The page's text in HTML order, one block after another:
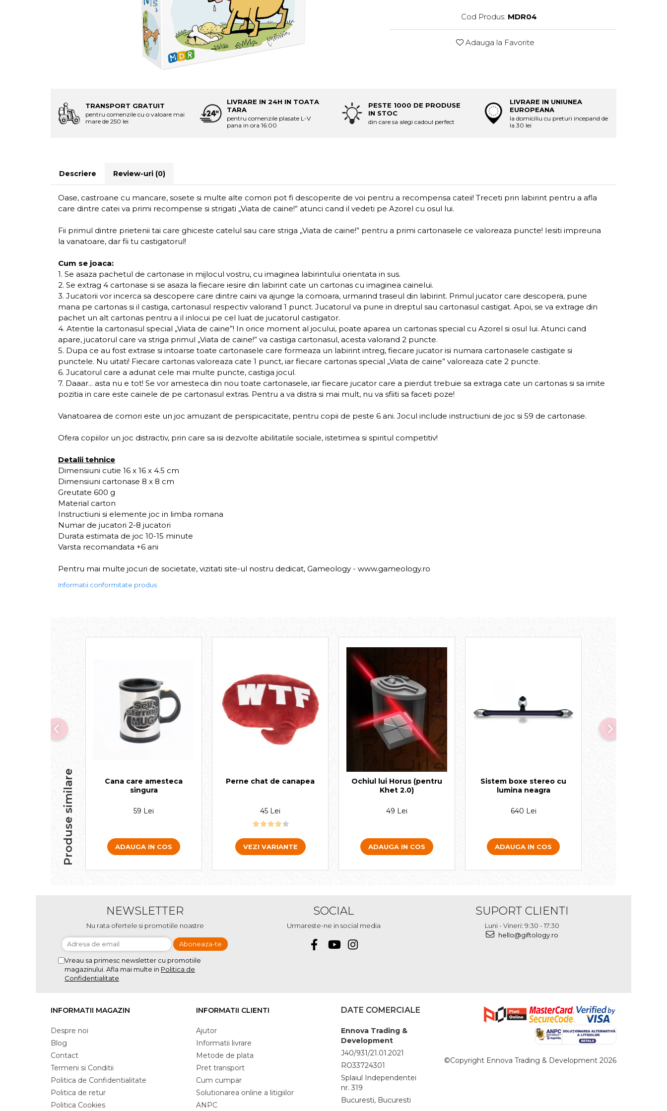
Cod Produs: MDR04
Adauga la Favorite
TRANSPORT GRATUIT
pentru comenzile cu o valoare mai
mare de 250 lei
LIVRARE IN 24H IN TOATA
TARA
pentru comenzile plasate L-V
pana in ora 16:00
PESTE 1000 DE PRODUSE
IN STOC
din care sa alegi cadoul perfect
LIVRARE IN UNIUNEA
EUROPEANA
la domiciliu cu preturi incepand de
la 30 lei
Descriere Review-uri (0)
Oase, castroane cu mancare, sosete si multe alte comori pot fi descoperite de voi pentru a recompensa cateii! Treceti prin labirint pentru a afla
care dintre catei va primi recompense si strigati „Viata de caine!” atunci cand il vedeti pe Azorel cu osul lui.
Fii primul dintre prietenii tai care ghiceste catelul sau care striga „Viata de caine!” pentru a primi cartonasele ce valoreaza puncte! Iesiti impreuna
la vanatoare, dar fii tu castigatorul!
Cum se joaca:
1. Se asaza pachetul de cartonase in mijlocul vostru, cu imaginea labirintului orientata in sus.
2. Se extrag 4 cartonase si se asaza la fiecare iesire din labirint cate un cartonas cu imaginea cainelui.
3. Jucatorii vor incerca sa descopere care dintre caini va ajunge la comoara, urmarind traseul din labirint. Primul jucator care descopera, pune
mana pe cartonas si il castiga, cartonasul respectiv valorand 1 punct. Jucatorul va pune in dreptul sau cartonasul castigat. Apoi, se va extrage din
pachet un alt cartonas pentru a il inlocui pe cel luat de jucatorul castigator.
4. Atentie la cartonasul special „Viata de caine”! In orice moment al jocului, poate aparea un cartonas special cu Azorel si osul lui. Atunci cand
apare, jucatorul care va striga primul „Viata de caine!” va castiga cartonasul, acesta valorand 2 puncte.
5. Dupa ce au fost extrase si intoarse toate cartonasele care formeaza un labirint intreg, fiecare jucator isi numara cartonasele castigate si
punctele. Nu uitati! Fiecare cartonas valoreaza cate 1 punct, iar fiecare cartonas special „Viata de caine” valoreaza cate 2 puncte.
6. Jucatorul care a adunat cele mai multe puncte, castiga jocul.
7. Daaar... asta nu e tot! Se vor amesteca din nou toate cartonasele, iar fiecare jucator care a pierdut trebuie sa extraga cate un cartonas si sa imite
pozitia in care este cainele de pe cartonasul extras. Pentru a va distra si mai mult, nu va sfiiti sa faceti poze!
Vanatoarea de comori este un joc amuzant de perspicacitate, pentru copii de peste 6 ani. Jocul include instructiuni de joc si 59 de cartonase.
Ofera copiilor un joc distractiv, prin care sa isi dezvolte abilitatile sociale, istetimea si spiritul competitiv!
Detalii tehnice
Dimensiuni cutie 16 x 16 x 4.5 cm
Dimensiuni cartonase 8 x 8 cm
Greutate 600 g
Material carton
Instructiuni si elemente joc in limba romana
Numar de jucatori 2-8 jucatori
Durata estimata de joc 10-15 minute
Varsta recomandata +6 ani
Pentru mai multe jocuri de societate, vizitati site-ul nostru dedicat, Gameology - www.gameology.ro
Informatii conformitate produs
Produse similare
Cana care amesteca
singura
59 Lei
ADAUGA IN COS
Perne chat de canapea
45 Lei
VEZI VARIANTE
Ochiul lui Horus (pentru
Khet 2.0)
49 Lei
ADAUGA IN COS
Sistem boxe stereo cu
lumina neagra
640 Lei
ADAUGA IN COS
NEWSLETTER
Nu rata ofertele si promotiile noastre
Vreau sa primesc newsletter cu promotiile
magazinului. Afla mai multe in Politica de
Confidentialitate
SOCIAL
Urmareste-ne in social media
SUPORT CLIENTI
Luni - Vineri: 9:30 - 17:30
hello@giftology.ro
INFORMATII MAGAZIN
Despre noi
Blog
Contact
Termeni si Conditii
Politica de Confidentialitate
Politica de retur
Politica Cookies
INFORMATII CLIENTI
Ajutor
Informatii livrare
Metode de plata
Pret transport
Cum cumpar
Solutionarea online a litigiilor
ANPC
DATE COMERCIALE
Ennova Trading &
Development
J40/931/21.01.2021
RO33724301
Splaiul Independentei
nr. 319
Bucuresti, Bucuresti
©Copyright Ennova Trading & Development 2026